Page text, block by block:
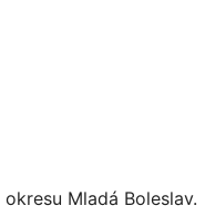
Mladá Boleslav.